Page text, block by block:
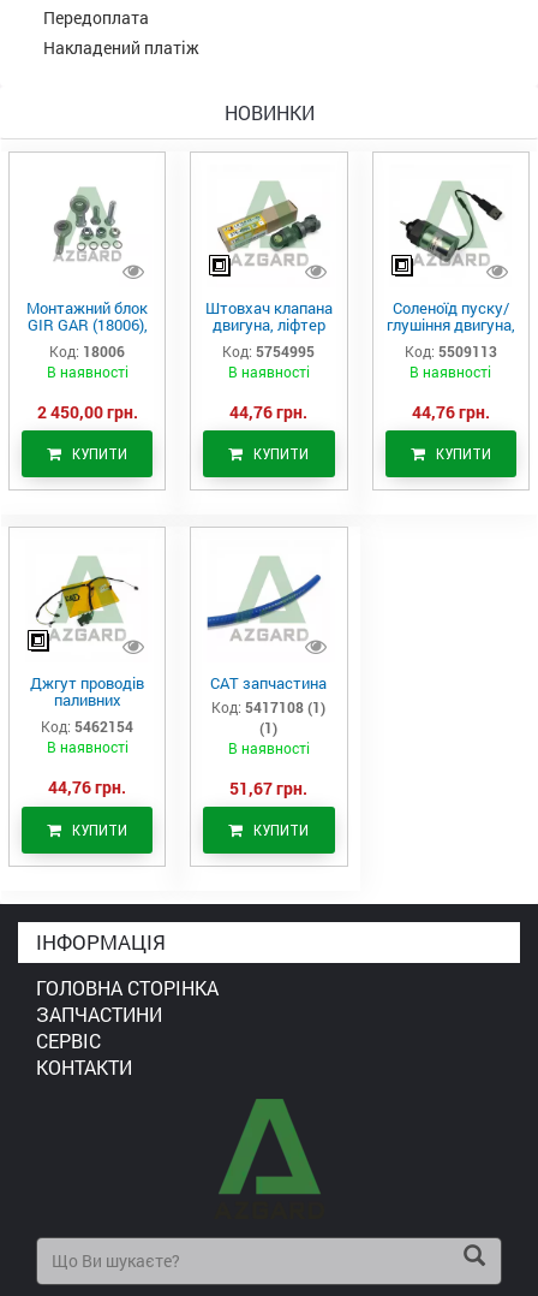
Передоплата
Накладений платіж
НОВИНКИ
Монтажний блок
GIR GAR (18006),
Аналог
Код: 18006
В наявності
2 450,00 грн.
КУПИТИ
Штовхач клапана
двигуна, ліфтер
(575-4995)
Код: 5754995
В наявності
44,76 грн.
КУПИТИ
Соленоїд пуску/
глушіння двигуна,
актуатор (550-
9113)
Код: 5509113
В наявності
44,76 грн.
КУПИТИ
Джгут проводів
паливних
форсунок CAT
C7/C9 (546-2154)
Код: 5462154
В наявності
44,76 грн.
КУПИТИ
САТ запчастина
Код: 5417108 (1)
(1)
В наявності
51,67 грн.
КУПИТИ
ІНФОРМАЦІЯ
ГОЛОВНА СТОРІНКА
ЗАПЧАСТИНИ
СЕРВІС
КОНТАКТИ